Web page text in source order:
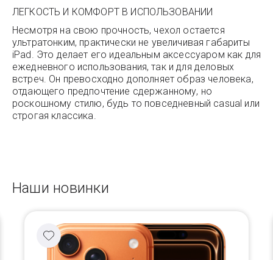
ЛЕГКОСТЬ И КОМФОРТ В ИСПОЛЬЗОВАНИИ
Несмотря на свою прочность, чехол остается
ультратонким, практически не увеличивая габариты
iPad. Это делает его идеальным аксессуаром как для
ежедневного использования, так и для деловых
встреч. Он превосходно дополняет образ человека,
отдающего предпочтение сдержанному, но
роскошному стилю, будь то повседневный casual или
строгая классика.
Наши новинки